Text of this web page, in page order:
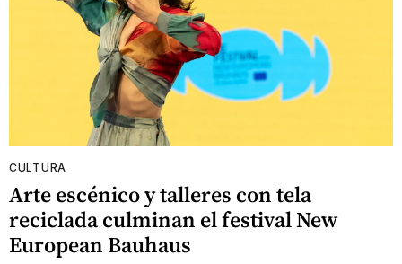
CULTURA
Arte escénico y talleres con tela
reciclada culminan el festival New
European Bauhaus